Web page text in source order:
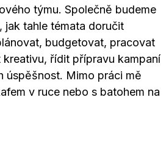
týmu. Společně budeme
jak tahle témata doručit
budgetovat, pracovat
řídit přípravu kampaní
úspěšnost. Mimo práci mě
v ruce nebo s batohem na